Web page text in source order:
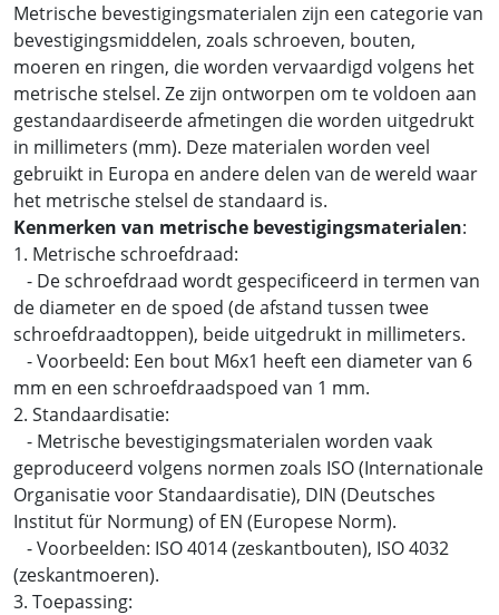
Metrische bevestigingsmaterialen zijn een categorie van
bevestigingsmiddelen, zoals schroeven, bouten,
moeren en ringen, die worden vervaardigd volgens het
metrische stelsel. Ze zijn ontworpen om te voldoen aan
gestandaardiseerde afmetingen die worden uitgedrukt
in millimeters (mm). Deze materialen worden veel
gebruikt in Europa en andere delen van de wereld waar
het metrische stelsel de standaard is.
Kenmerken van metrische bevestigingsmaterialen:
1. Metrische schroefdraad:
- De schroefdraad wordt gespecificeerd in termen van
de diameter en de spoed (de afstand tussen twee
schroefdraadtoppen), beide uitgedrukt in millimeters.
- Voorbeeld: Een bout M6x1 heeft een diameter van 6
mm en een schroefdraadspoed van 1 mm.
2. Standaardisatie:
- Metrische bevestigingsmaterialen worden vaak
geproduceerd volgens normen zoals ISO (Internationale
Organisatie voor Standaardisatie), DIN (Deutsches
Institut für Normung) of EN (Europese Norm).
- Voorbeelden: ISO 4014 (zeskantbouten), ISO 4032
(zeskantmoeren).
3. Toepassing: